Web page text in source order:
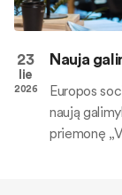
23
lie
2026
Nauja
Europos
naują
priemonę